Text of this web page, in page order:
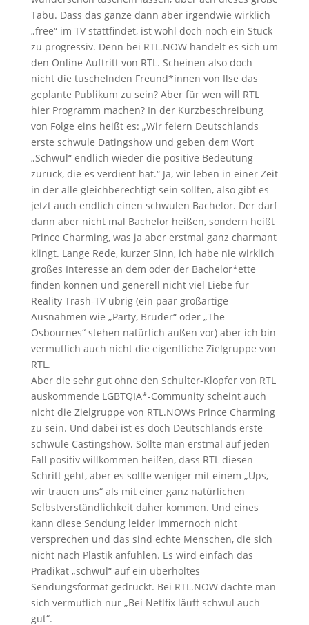
Tabu. Dass das ganze dann aber irgendwie wirklich
„free“ im TV stattfindet, ist wohl doch noch ein Stück
zu progressiv. Denn bei RTL.NOW handelt es sich um
den Online Auftritt von RTL. Scheinen also doch
nicht die tuschelnden Freund*innen von Ilse das
geplante Publikum zu sein? Aber für wen will RTL
hier Programm machen? In der Kurzbeschreibung
von Folge eins heißt es: „Wir feiern Deutschlands
erste schwule Datingshow und geben dem Wort
„Schwul“ endlich wieder die positive Bedeutung
zurück, die es verdient hat.“ Ja, wir leben in einer Zeit
in der alle gleichberechtigt sein sollten, also gibt es
jetzt auch endlich einen schwulen Bachelor. Der darf
dann aber nicht mal Bachelor heißen, sondern heißt
Prince Charming, was ja aber erstmal ganz charmant
klingt. Lange Rede, kurzer Sinn, ich habe nie wirklich
großes Interesse an dem oder der Bachelor*ette
finden können und generell nicht viel Liebe für
Reality Trash-TV übrig (ein paar großartige
Ausnahmen wie „Party, Bruder“ oder „The
Osbournes“ stehen natürlich außen vor) aber ich bin
vermutlich auch nicht die eigentliche Zielgruppe von
RTL.
Aber die sehr gut ohne den Schulter-Klopfer von RTL
auskommende LGBTQIA*-Community scheint auch
nicht die Zielgruppe von RTL.NOWs Prince Charming
zu sein. Und dabei ist es doch Deutschlands erste
schwule Castingshow. Sollte man erstmal auf jeden
Fall positiv willkommen heißen, dass RTL diesen
Schritt geht, aber es sollte weniger mit einem „Ups,
wir trauen uns“ als mit einer ganz natürlichen
Selbstverständlichkeit daher kommen. Und eines
kann diese Sendung leider immernoch nicht
versprechen und das sind echte Menschen, die sich
nicht nach Plastik anfühlen. Es wird einfach das
Prädikat „schwul“ auf ein überholtes
Sendungsformat gedrückt. Bei RTL.NOW dachte man
sich vermutlich nur „Bei Netlfix läuft schwul auch
gut“.